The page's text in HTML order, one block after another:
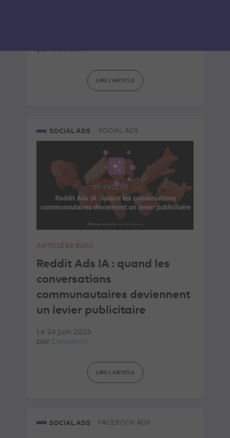
parDavidson
LIRE L'ARTICLE
SOCIAL ADS SOCIAL ADS
ARTICLE DE BLOG
Reddit Ads IA : quand les
conversations
communautaires deviennent
un levier publicitaire
Le 24 juin 2026
par Davidson
LIRE L'ARTICLE
SOCIAL ADS FACEBOOK ADS